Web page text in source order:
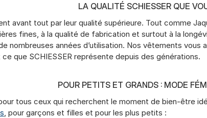
LA QUALITÉ SCHIESSER QUE
avant tout par leur qualité supérieure. Tout comme
fines, à la qualité de fabrication et surtout à la
nombreuses années d’utilisation. Nos vêtements
que SCHIESSER représente depuis des générations.
POUR PETITS ET GRANDS : MODE
tous ceux qui recherchent le moment de bien-être
, pour garçons et filles et pour les plus petits :